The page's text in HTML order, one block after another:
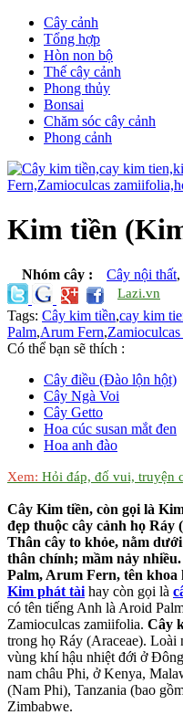
Cây cảnh
Tổng hợp
Hòn non bộ
Thế cây cảnh
Phong thủy
Bonsai
Chăm sóc cây cảnh
Phong cảnh
Kim tiền
Nhóm cây : Cây nội thất,
Lazi.vn
Tags: Cây kim tiền,cay kim
Palm,Arum Fern,
Có thể bạn sẽ thích :
Cây điều (Đào lộn hột)
Cây Ngà Voi
Cây Getto
Hoa cúc susan mắt đen
Hoa anh đào
Xem: Hỏi đáp, đố vui, truyện
Cây Kim tiền, còn gọi là
đẹp thuộc cây cảnh họ Ráy
Thân cây to khỏe, nằm
thân chính; mầm nảy
Palm, Arum Fern, tên khoa
Kim phát tài hay còn gọi là
có tên tiếng Anh là Aroid
Zamioculcas zamiifolia. Cây
trong họ Ráy (Araceae). Loài
vùng khí hậu nhiệt đới ở
nam châu Phi, ở Kenya,
(Nam Phi), Tanzania (bao
Zimbabwe.